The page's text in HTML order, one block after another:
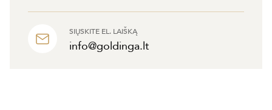
SIŲSKITE EL. LAIŠKĄ
info@goldinga.lt